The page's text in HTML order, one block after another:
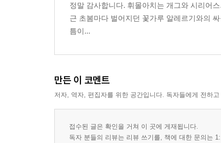
정말 감사합니다. 휘몰아치는 개그와 시리어
근 초봄마다 벌어지던 꽃가루 알레르기와의
틈이...
만든 이 코멘트
저자, 역자, 편집자를 위한 공간입니다. 독자들에게 전하
접수된 글은 확인을 거쳐 이 곳에 게재됩니다.
독자 분들의 리뷰는 리뷰 쓰기를, 책에 대한 문의는